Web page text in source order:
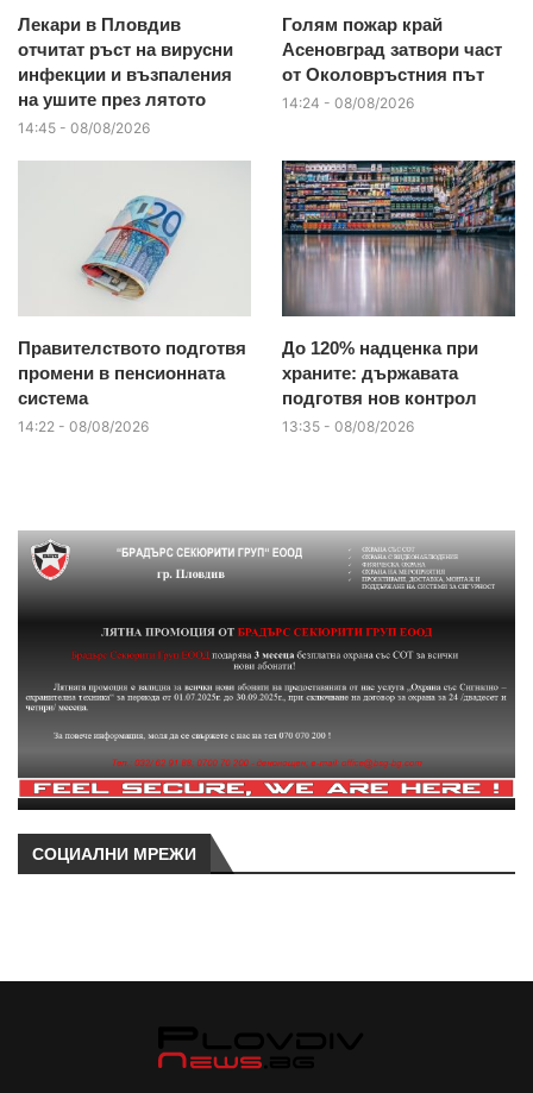
Лекари в Пловдив
отчитат ръст на вирусни
инфекции и възпаления
на ушите през лятото
14:45 - 08/08/2026
Голям пожар край
Асеновград затвори част
от Околовръстния път
14:24 - 08/08/2026
Правителството подготвя
промени в пенсионната
система
14:22 - 08/08/2026
До 120% надценка при
храните: държавата
подготвя нов контрол
13:35 - 08/08/2026
СОЦИАЛНИ МРЕЖИ